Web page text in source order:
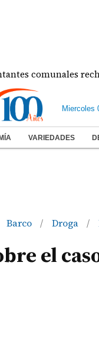
rechazan
Miercoles
VARIEDADES
Barco / Droga /
el